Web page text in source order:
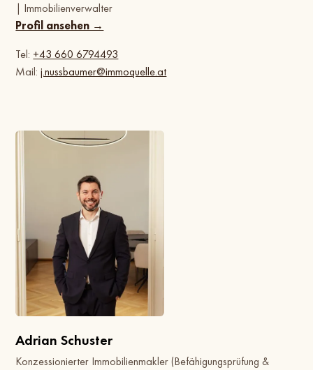
| Immobilienverwalter
Profil ansehen →
Tel: +43 660 6794493
Mail:j.nussbaumer@immoquelle.at
Adrian Schuster
Konzessionierter Immobilienmakler (Befähigungsprüfung &